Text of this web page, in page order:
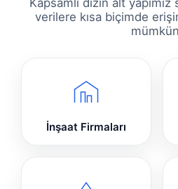
Kapsamlı dizin alt
verilere kısa biçimde
İnşaat Firmaları